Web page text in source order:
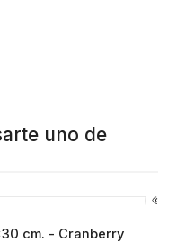
uno de
cm. - Cranberry